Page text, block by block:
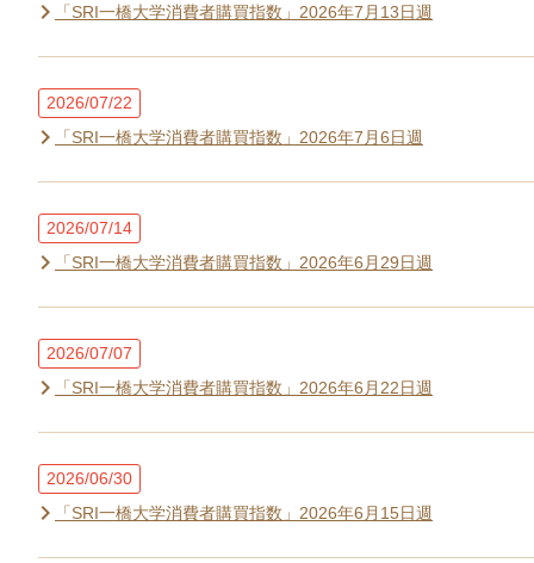
「SRI一橋大学消費者購買指数」2026年7月13日週
2026/07/22
「SRI一橋大学消費者購買指数」2026年7月6日週
2026/07/14
「SRI一橋大学消費者購買指数」2026年6月29日週
2026/07/07
「SRI一橋大学消費者購買指数」2026年6月22日週
2026/06/30
「SRI一橋大学消費者購買指数」2026年6月15日週